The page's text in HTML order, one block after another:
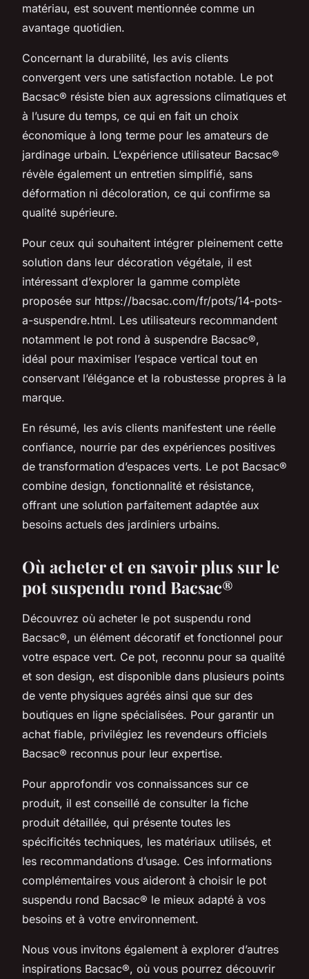
matériau, est souvent mentionnée comme un
avantage quotidien.
Concernant la durabilité, les avis clients
convergent vers une satisfaction notable. Le pot
Bacsac® résiste bien aux agressions climatiques et
à l’usure du temps, ce qui en fait un choix
économique à long terme pour les amateurs de
jardinage urbain. L’expérience utilisateur Bacsac®
révèle également un entretien simplifié, sans
déformation ni décoloration, ce qui confirme sa
qualité supérieure.
Pour ceux qui souhaitent intégrer pleinement cette
solution dans leur décoration végétale, il est
intéressant d’explorer la gamme complète
proposée sur https://bacsac.com/fr/pots/14-pots-
a-suspendre.html. Les utilisateurs recommandent
notamment le pot rond à suspendre Bacsac®,
idéal pour maximiser l’espace vertical tout en
conservant l’élégance et la robustesse propres à la
marque.
En résumé, les avis clients manifestent une réelle
confiance, nourrie par des expériences positives
de transformation d’espaces verts. Le pot Bacsac®
combine design, fonctionnalité et résistance,
offrant une solution parfaitement adaptée aux
besoins actuels des jardiniers urbains.
Où acheter et en savoir plus sur le
pot suspendu rond Bacsac®
Découvrez où acheter le pot suspendu rond
Bacsac®, un élément décoratif et fonctionnel pour
votre espace vert. Ce pot, reconnu pour sa qualité
et son design, est disponible dans plusieurs points
de vente physiques agréés ainsi que sur des
boutiques en ligne spécialisées. Pour garantir un
achat fiable, privilégiez les revendeurs officiels
Bacsac® reconnus pour leur expertise.
Pour approfondir vos connaissances sur ce
produit, il est conseillé de consulter la fiche
produit détaillée, qui présente toutes les
spécificités techniques, les matériaux utilisés, et
les recommandations d’usage. Ces informations
complémentaires vous aideront à choisir le pot
suspendu rond Bacsac® le mieux adapté à vos
besoins et à votre environnement.
Nous vous invitons également à explorer d’autres
inspirations Bacsac®, où vous pourrez découvrir